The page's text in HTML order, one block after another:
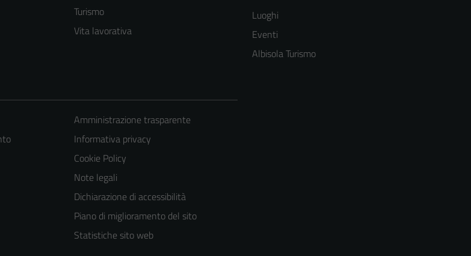
Turismo
Vita lavorativa
Luoghi
Eventi
Albisola Turismo
Amministrazione trasparente
Informativa privacy
Cookie Policy
Note legali
Dichiarazione di accessibilità
Piano di miglioramento del sito
Statistiche sito web